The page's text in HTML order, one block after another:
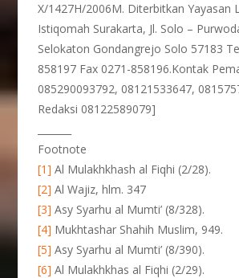
X/1427H/2006M. Diterbitkan Yayasan
Istiqomah Surakarta, Jl. Solo –
Selokaton Gondangrejo Solo 57183
858197 Fax 0271-858196.Kontak
085290093792, 08121533647,
Redaksi 08122589079]
Footnote
[1] Al Mulakhkhash al Fiqhi (2/28).
[2] Al Wajiz, hlm. 347
[3] Asy Syarhu al Mumti’ (8/328).
[4] Mukhtashar Shahih Muslim, 949.
[5] Asy Syarhu al Mumti’ (8/390).
[6] Al Mulakhkhas al Fiqhi (2/29).